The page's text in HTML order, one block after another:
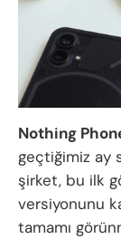
Nothing
geçtiğimiz ay
şirket, bu ilk
versiyonunu
tamamı